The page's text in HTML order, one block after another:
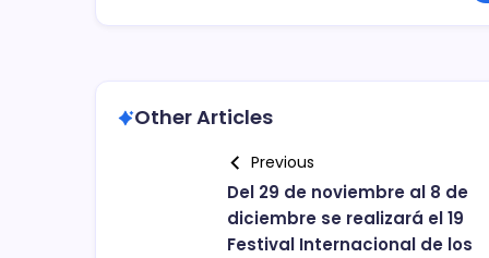
Other Articles
Previous
Del 29 de noviembre al 8 de
diciembre se realizará el 19
Festival Internacional de los